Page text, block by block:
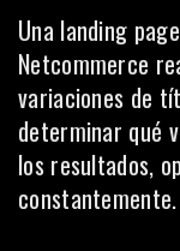
Una landing
Netcommerce
variaciones de
determinar qué
los resultados,
constantemente.